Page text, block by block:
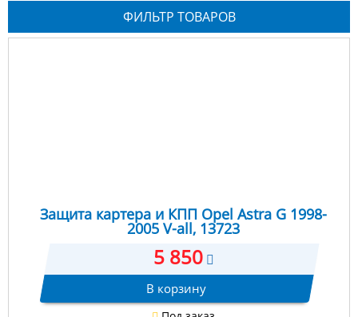
ФИЛЬТР ТОВАРОВ
Защита картера и КПП Opel Astra G 1998-
2005 V-all, 13723
5 850
В корзину